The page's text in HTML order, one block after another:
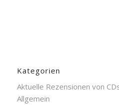
Kategorien
Aktuelle Rezensionen von
Allgemein